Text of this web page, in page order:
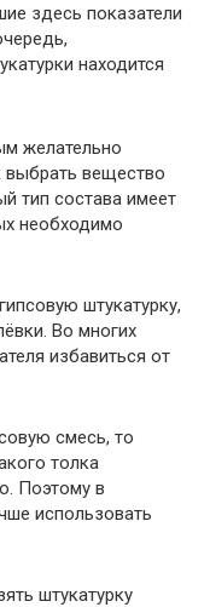
здесь показатели
находится
желательно
выбрать вещество
тип состава имеет
необходимо
штукатурку,
Во многих
избавиться от
смесь, то
толка
Поэтому в
использовать
штукатурку